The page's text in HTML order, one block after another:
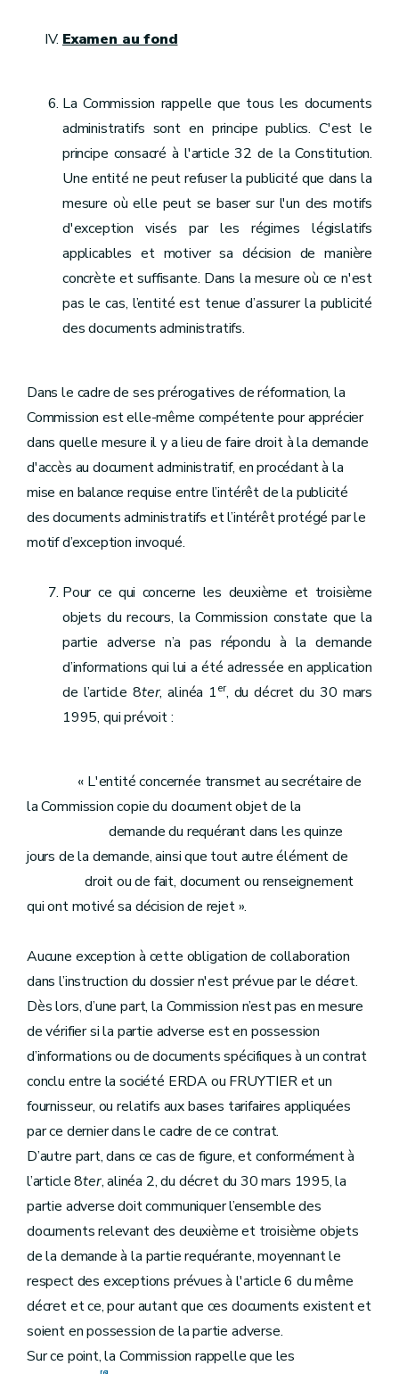
Examen au fond
La Commission rappelle que tous les documents
administratifs sont en principe publics. C'est le
principe consacré à l'article 32 de la Constitution.
Une entité ne peut refuser la publicité que dans la
mesure où elle peut se baser sur l'un des motifs
d'exception visés par les régimes législatifs
applicables et motiver sa décision de manière
concrète et suffisante. Dans la mesure où ce n'est
pas le cas, l’entité est tenue d’assurer la publicité
des documents administratifs.
Dans le cadre de ses prérogatives de réformation, la
Commission est elle-même compétente pour apprécier
dans quelle mesure il y a lieu de faire droit à la demande
d'accès au document administratif, en procédant à la
mise en balance requise entre l’intérêt de la publicité
des documents administratifs et l’intérêt protégé par le
motif d’exception invoqué.
Pour ce qui concerne les deuxième et troisième
objets du recours, la Commission constate que la
partie adverse n’a pas répondu à la demande
d’informations qui lui a été adressée en application
de l’article 8ter, alinéa 1er, du décret du 30 mars
1995, qui prévoit :
« L'entité concernée transmet au secrétaire de
la Commission copie du document objet de la
demande du requérant dans les quinze
jours de la demande, ainsi que tout autre élément de
droit ou de fait, document ou renseignement
qui ont motivé sa décision de rejet ».
Aucune exception à cette obligation de collaboration
dans l’instruction du dossier n'est prévue par le décret.
Dès lors, d’une part, la Commission n’est pas en mesure
de vérifier si la partie adverse est en possession
d’informations ou de documents spécifiques à un contrat
conclu entre la société ERDA ou FRUYTIER et un
fournisseur, ou relatifs aux bases tarifaires appliquées
par ce dernier dans le cadre de ce contrat.
D’autre part, dans ce cas de figure, et conformément à
l’article 8ter, alinéa 2, du décret du 30 mars 1995, la
partie adverse doit communiquer l’ensemble des
documents relevant des deuxième et troisième objets
de la demande à la partie requérante, moyennant le
respect des exceptions prévues à l'article 6 du même
décret et ce, pour autant que ces documents existent et
soient en possession de la partie adverse.
Sur ce point, la Commission rappelle que les